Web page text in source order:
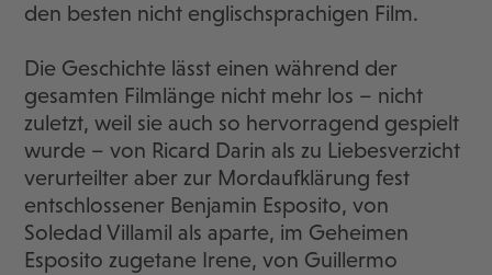
den besten nicht englischsprachigen Film.
Die Geschichte lässt einen während der
gesamten Filmlänge nicht mehr los – nicht
zuletzt, weil sie auch so hervorragend gespielt
wurde – von Ricard Darin als zu Liebesverzicht
verurteilter aber zur Mordaufklärung fest
entschlossener Benjamin Esposito, von
Soledad Villamil als aparte, im Geheimen
Esposito zugetane Irene, von Guillermo